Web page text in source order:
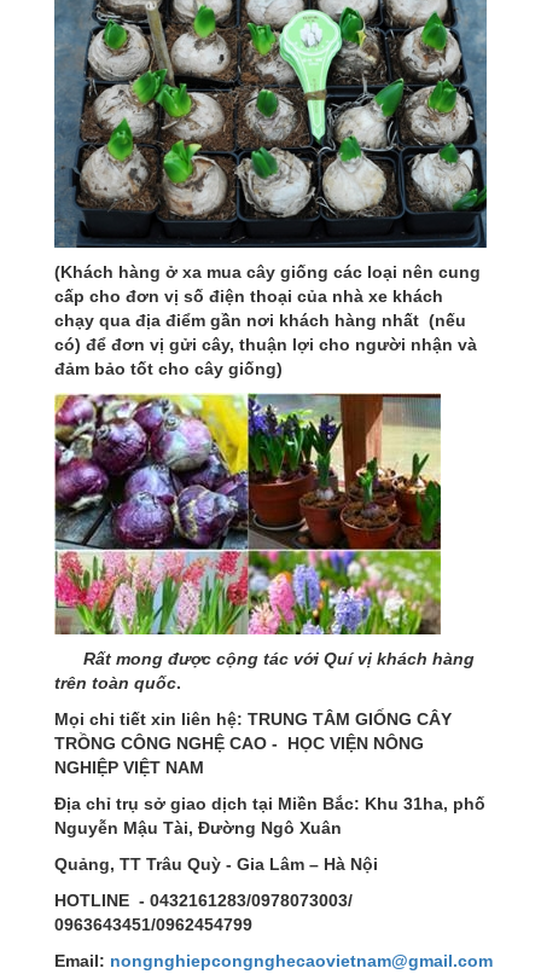
(Khách hàng ở xa mua cây giống các loại nên cung
cấp cho đơn vị số điện thoại của nhà xe khách
chạy qua địa điểm gần nơi khách hàng nhất (nếu
có) để đơn vị gửi cây, thuận lợi cho người nhận và
đảm bảo tốt cho cây giống)
Rất mong được cộng tác với Quí vị khách hàng
trên toàn quốc.
Mọi chi tiết xin liên hệ: TRUNG TÂM GIỐNG CÂY
TRỒNG CÔNG NGHỆ CAO - HỌC VIỆN NÔNG
NGHIỆP VIỆT NAM
Địa chỉ trụ sở giao dịch tại Miền Bắc: Khu 31ha, phố
Nguyễn Mậu Tài, Đường Ngô Xuân
Quảng, TT Trâu Quỳ - Gia Lâm – Hà Nội
HOTLINE - 0432161283/0978073003/
0963643451/0962454799
Email: nongnghiepcongnghecaovietnam@gmail.com